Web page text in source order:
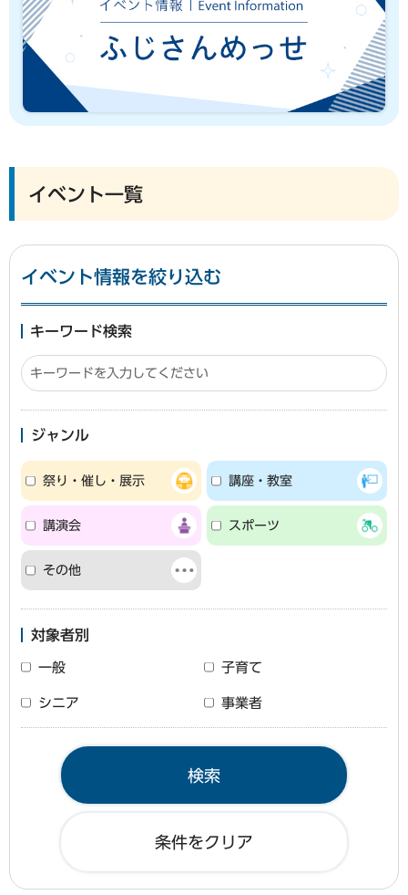
イベント一覧
イベント情報を絞り込む
キーワード検索
ジャンル
祭り・催し・展示 講座・教室
講演会 スポーツ
その他
対象者別
一般 子育て
シニア 事業者
条件をクリア